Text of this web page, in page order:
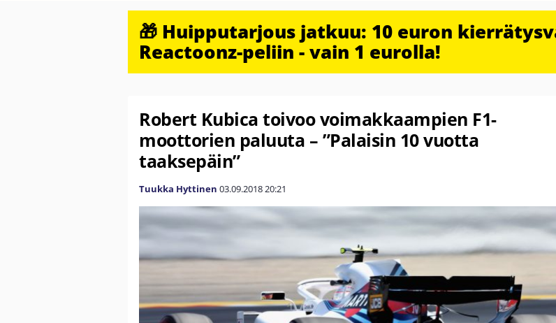
🎁 Huipputarjous jatkuu: 10 euron
Reactoonz-peliin - vain 1 eurolla!
Robert Kubica toivoo voimakkaampien F1-
moottorien paluuta – ”Palaisin 10 vuotta
taaksepäin”
Tuukka Hyttinen 03.09.201820:21